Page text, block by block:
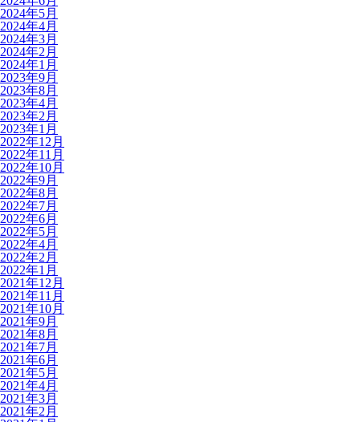
2024年5月
2024年4月
2024年3月
2024年2月
2024年1月
2023年9月
2023年8月
2023年4月
2023年2月
2023年1月
2022年12月
2022年11月
2022年10月
2022年9月
2022年8月
2022年7月
2022年6月
2022年5月
2022年4月
2022年2月
2022年1月
2021年12月
2021年11月
2021年10月
2021年9月
2021年8月
2021年7月
2021年6月
2021年5月
2021年4月
2021年3月
2021年2月